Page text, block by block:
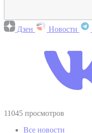
Дзен Новости
11045 просмотров
Все новости